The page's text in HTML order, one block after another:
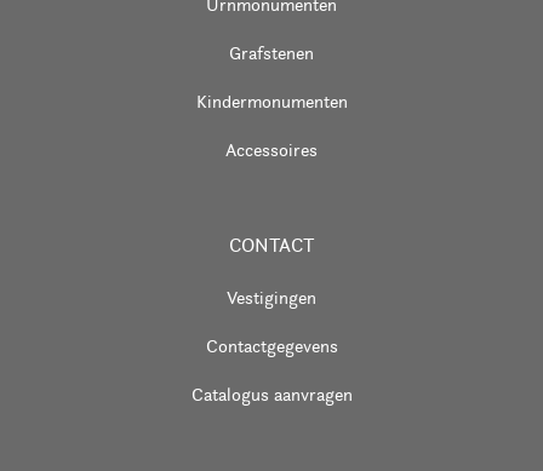
Grafstenen
Kindermonumenten
Accessoires
CONTACT
Vestigingen
Contactgegevens
Catalogus aanvragen